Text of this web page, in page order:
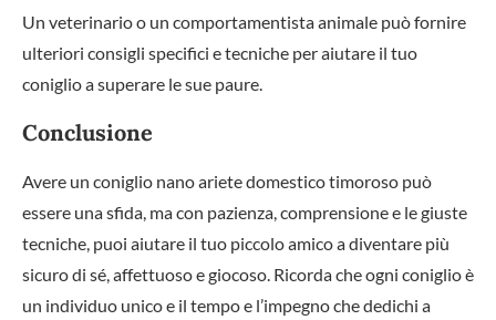
Un veterinario o un comportamentista animale può fornire
ulteriori consigli specifici e tecniche per aiutare il tuo
coniglio a superare le sue paure.
Conclusione
Avere un coniglio nano ariete domestico timoroso può
essere una sfida, ma con pazienza, comprensione e le giuste
tecniche, puoi aiutare il tuo piccolo amico a diventare più
sicuro di sé, affettuoso e giocoso. Ricorda che ogni coniglio è
un individuo unico e il tempo e l’impegno che dedichi a